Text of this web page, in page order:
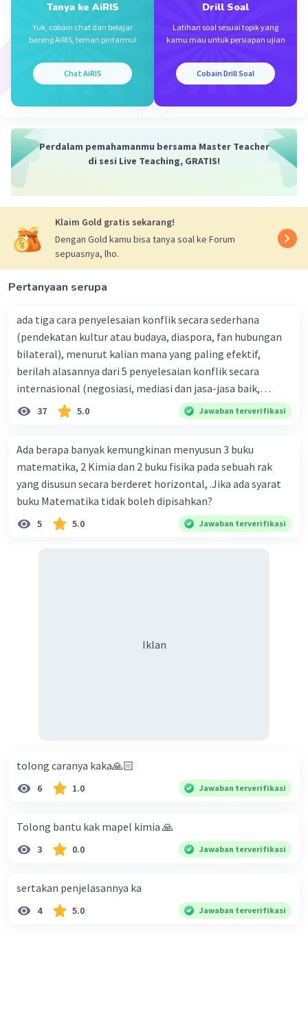
Iklan
Tanya ke AiRIS
Yuk, cobain chat dan belajar
bareng AiRIS, teman pintarmu!
Chat AiRIS
Drill Soal
Latihan soal sesuai topik yang
kamu mau untuk persiapan ujian
Cobain Drill Soal
Perdalam pemahamanmu bersama Master Teacher
di sesi Live Teaching, GRATIS!
Klaim Gold gratis sekarang!
Dengan Gold kamu bisa tanya soal ke Forum
sepuasnya, lho.
Pertanyaan serupa
ada tiga cara penyelesaian konflik secara sederhana
(pendekatan kultur atau budaya, diaspora, fan hubungan
bilateral), menurut kalian mana yang paling efektif,
berilah alasannya dari 5 penyelesaian konflik secara
internasional (negosiasi, mediasi dan jasa-jasa baik,
konsiliasi, penyelidikan, dan penyelesaian di bawah
naungan organisasi PBB), menurut kalian mana yang
37 5.0 Jawaban terverifikasi
Ada berapa banyak kemungkinan menyusun 3 buku
matematika, 2 Kimia dan 2 buku fisika pada sebuah rak
yang disusun secara berderet horizontal, .Jika ada syarat
buku Matematika tidak boleh dipisahkan?
5 5.0 Jawaban terverifikasi
Iklan
tolong caranya kaka🙏🏻
6 1.0 Jawaban terverifikasi
Tolong bantu kak mapel kimia 🙏
3 0.0 Jawaban terverifikasi
sertakan penjelasannya ka
4 5.0 Jawaban terverifikasi